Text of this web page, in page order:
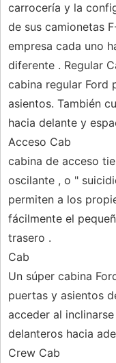
carrocería y la
de sus camionetas
empresa cada uno
diferente . Regular
cabina regular Ford
asientos. También
hacia delante y
Acceso Cab
cabina de acceso
oscilante , o "
permiten a los
fácilmente el
trasero .
Cab
Un súper cabina
puertas y asientos
acceder al
delanteros hacia
Crew Cab